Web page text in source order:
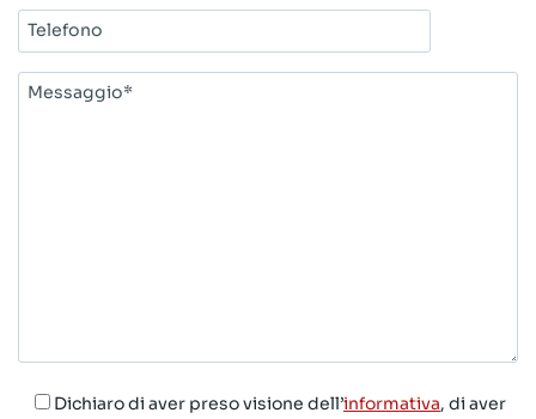
Telefono
Messaggio*
Dichiaro di aver preso visione dell’informativa, di aver